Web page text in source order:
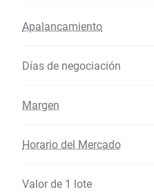
Apalancamiento
Días de negociación
Margen
Horario del Mercado
Valor de 1 lote